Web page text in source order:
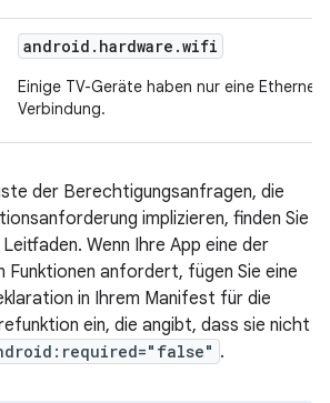
android.hardware.wifi
Einige TV-Geräte haben nur eine Ethernet-
Verbindung.
der Berechtigungsanfragen, die
implizieren, finden Sie
Leitfaden. Wenn Ihre App eine der
anfordert, fügen Sie eine
in Ihrem Manifest für die
ein, die angibt, dass sie nicht
.